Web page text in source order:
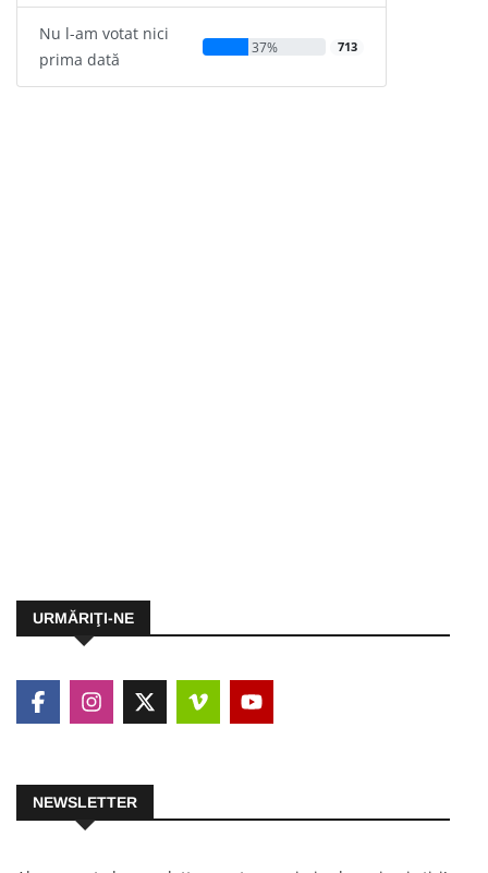
Nu l-am votat nici
prima dată
37% 713
URMĂRIŢI-NE
NEWSLETTER